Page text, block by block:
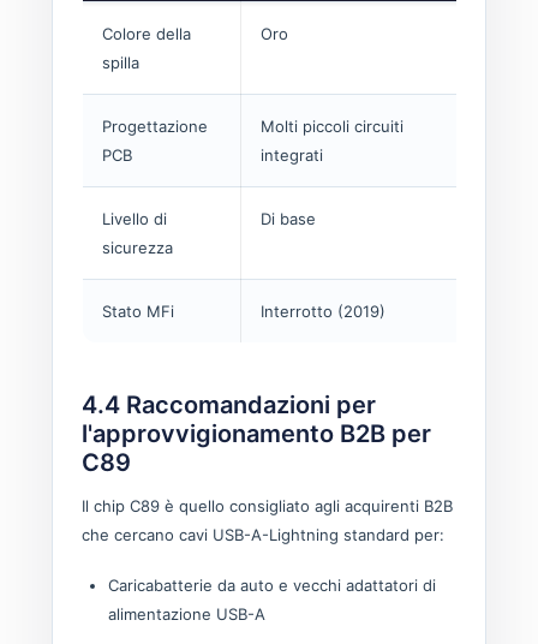
Colore della
spilla
Oro
Progettazione
PCB
Molti piccoli circuiti
integrati
Livello di
sicurezza
Di base
Stato MFi Interrotto (2019)
4.4 Raccomandazioni per
l'approvvigionamento B2B per
C89
Il chip C89 è quello consigliato agli acquirenti B2B
che cercano cavi USB-A-Lightning standard per:
Caricabatterie da auto e vecchi adattatori di
alimentazione USB-A